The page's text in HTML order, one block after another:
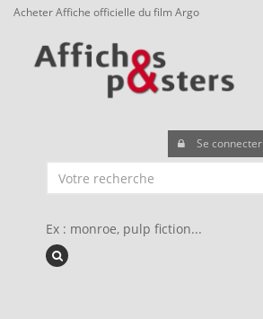
Acheter Affiche officielle du film Argo
Se connecter
Ex : monroe, pulp fiction...